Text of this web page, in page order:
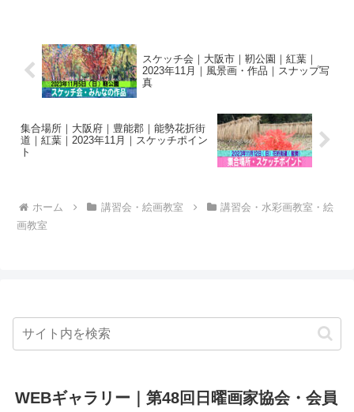
スケッチ会｜大阪市｜靭公園｜紅葉｜
2023年11月｜風景画・作品｜スナップ写
真
集合場所｜大阪府｜豊能郡｜能勢花折街
道｜紅葉｜2023年11月｜スケッチポイン
ト
ホーム 講習会・絵画教室
講習会・水彩画教室・絵
画教室
WEBギャラリー｜第48回日曜画家協会・会員